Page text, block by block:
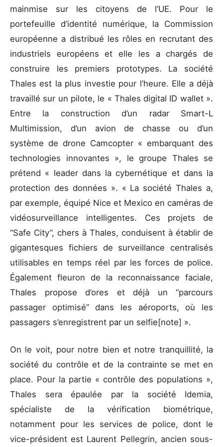
mainmise sur les citoyens de l’UE. Pour le
portefeuille d’identité numérique, la Commission
européenne a distribué les rôles en recrutant des
industriels européens et elle les a chargés de
construire les premiers prototypes. La société
Thales est la plus investie pour l’heure. Elle a déjà
travaillé sur un pilote, le « Thales digital ID wallet ».
Entre la construction d’un radar Smart-L
Multimission, d’un avion de chasse ou d’un
système de drone Camcopter « embarquant des
technologies innovantes », le groupe Thales se
prétend « leader dans la cybernétique et dans la
protection des données ». « La société Thales a,
par exemple, équipé Nice et Mexico en caméras de
vidéosurveillance intelligentes. Ces projets de
“Safe City”, chers à Thales, conduisent à établir de
gigantesques fichiers de surveillance centralisés
utilisables en temps réel par les forces de police.
Également fleuron de la reconnaissance faciale,
Thales propose d’ores et déjà un “parcours
passager optimisé” dans les aéroports, où les
passagers s’enregistrent par un selfie[note] ».
On le voit, pour notre bien et notre tranquillité, la
société du contrôle et de la contrainte se met en
place. Pour la partie « contrôle des populations »,
Thales sera épaulée par la société Idemia,
spécialiste de la vérification biométrique,
notamment pour les services de police, dont le
vice-président est Laurent Pellegrin, ancien sous-